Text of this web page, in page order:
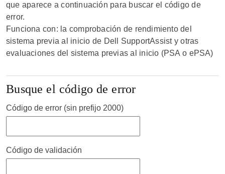
que aparece a continuación para buscar el código de
error.
Funciona con: la comprobación de rendimiento del
sistema previa al inicio de Dell SupportAssist y otras
evaluaciones del sistema previas al inicio (PSA o ePSA)
Busque el código de error
Código de error (sin prefijo 2000)
Código de validación